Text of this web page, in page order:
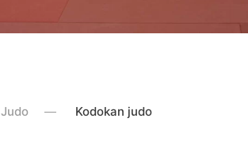
Judo Kodokan judo